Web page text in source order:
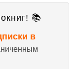
📚
в